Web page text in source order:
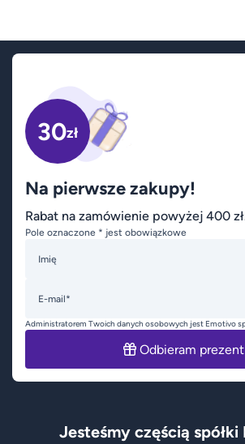
30zł
Na pierwsze zakupy!
Rabat na zamówienie powyżej 400
Pole oznaczone * jest obowiązkowe
Imię
E-mail*
Administratorem Twoich danych osobowych jest Emotivo
Odbieram prezent
Jesteśmy częścią spółki